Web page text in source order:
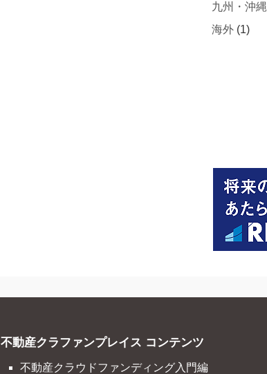
九州・沖縄
海外 (1)
不動産クラファンプレイス コンテンツ
不動産クラウドファンディング入門編